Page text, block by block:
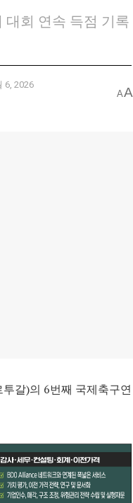
대회 연속 득점 기록
6, 2026
AA
갈)의 6번째 국제축구연